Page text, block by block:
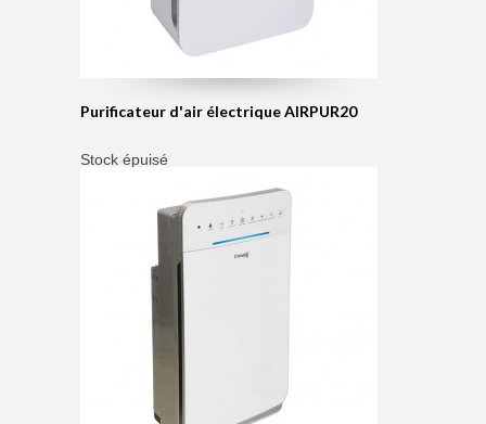
Purificateur d'air électrique AIRPUR20
Stock épuisé